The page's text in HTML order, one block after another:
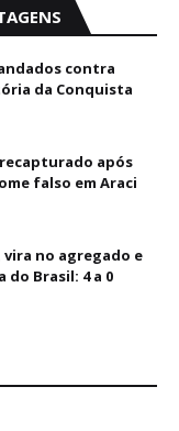
contra
da Conquista
após
falso em Araci
no agregado e
do Brasil: 4 a 0